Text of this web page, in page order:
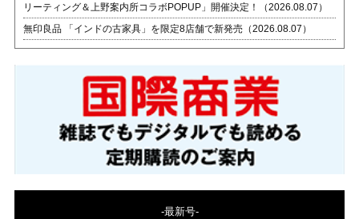
リーティング＆上野案内所コラボPOPUP」開催決定！（2026.08.07）
無印良品 「インドの古家具」を限定8店舗で新発売（2026.08.07）
-最新号-